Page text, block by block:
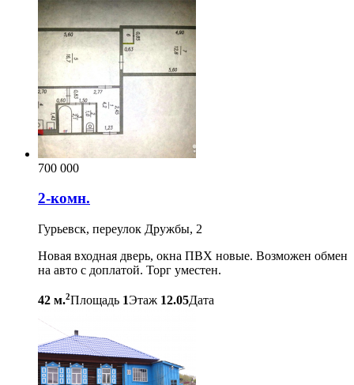
700 000
2-комн.
Гурьевск, переулок Дружбы, 2
Новая входная дверь, окна ПВХ новые. Возможен обмен
на авто с доплатой. Торг уместен.
42 м.2Площадь 1Этаж 12.05Дата